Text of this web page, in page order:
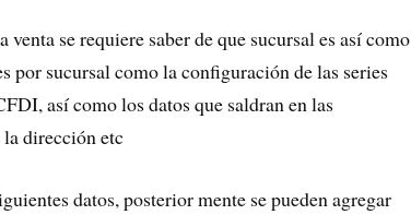
venta se requiere saber de que sucursal es así como
por sucursal como la configuración de las series
así como los datos que saldran en las
dirección etc
datos, posterior mente se pueden agregar